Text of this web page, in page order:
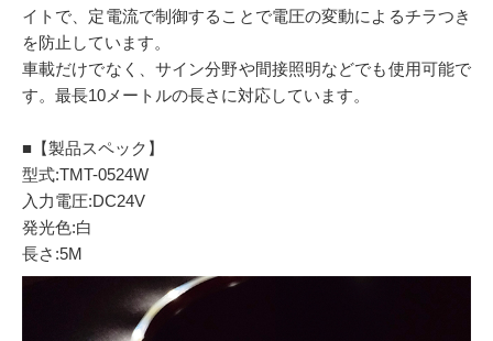
イトで、定電流で制御することで電圧の変動によるチラつき
を防止しています。
車載だけでなく、サイン分野や間接照明などでも使用可能で
す。最長10メートルの長さに対応しています。
■【製品スペック】
型式:TMT-0524W
入力電圧:DC24V
発光色:白
長さ:5M